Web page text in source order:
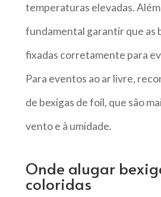
temperaturas elevadas. Além
fundamental garantir que as
fixadas corretamente para
Para eventos ao ar livre,
de bexigas de foil, que são
vento e à umidade.
Onde alugar
coloridas